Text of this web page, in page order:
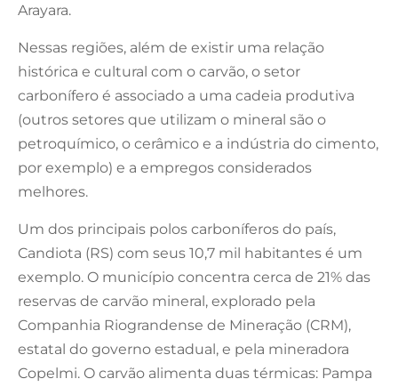
Arayara.
Nessas regiões, além de existir uma relação
histórica e cultural com o carvão, o setor
carbonífero é associado a uma cadeia produtiva
(outros setores que utilizam o mineral são o
petroquímico, o cerâmico e a indústria do cimento,
por exemplo) e a empregos considerados
melhores.
Um dos principais polos carboníferos do país,
Candiota (RS) com seus 10,7 mil habitantes é um
exemplo. O município concentra cerca de 21% das
reservas de carvão mineral, explorado pela
Companhia Riograndense de Mineração (CRM),
estatal do governo estadual, e pela mineradora
Copelmi. O carvão alimenta duas térmicas: Pampa